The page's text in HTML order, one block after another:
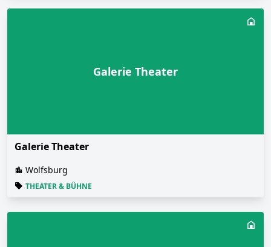
Galerie Theater
Galerie Theater
Wolfsburg
THEATER & BÜHNE